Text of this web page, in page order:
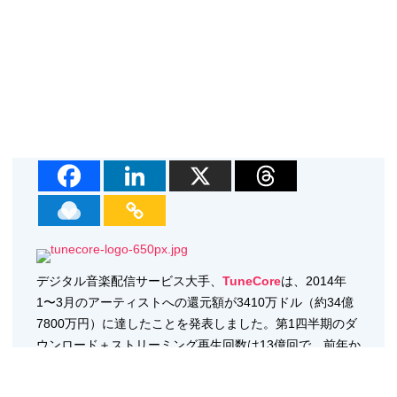
デジタル音楽配信サービス大手、 TuneCoreは、2014年
1〜3月のアーティストへの還元額が3410万ドル（約34億
7800万円）に達したことを発表しました。第1四半期のダ
ウンロード＋ストリーミング再生回数は13億回で、前年か